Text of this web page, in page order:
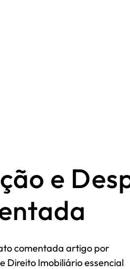
e
comentada artigo por
Direito Imobiliário essencial